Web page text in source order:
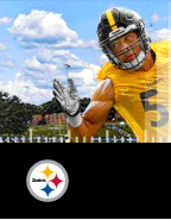
Skip
to
main
content